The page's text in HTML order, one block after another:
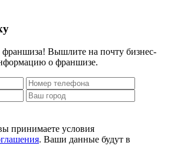
франшиза! Вышлите на почту бизнес-
о франшизе.
принимаете условия
. Ваши данные будут в